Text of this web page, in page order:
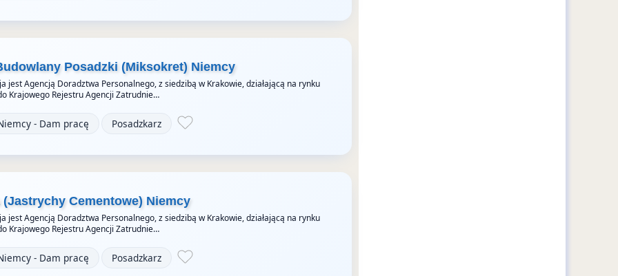
Posadzki (Miksokret) Niemcy
jest Agencją Doradztwa Personalnego, z siedzibą w Krakowie, działającą na rynku
Krajowego Rejestru Agencji Zatrudnie…
- Dam pracę Posadzkarz
(Jastrychy Cementowe) Niemcy
jest Agencją Doradztwa Personalnego, z siedzibą w Krakowie, działającą na rynku
Krajowego Rejestru Agencji Zatrudnie…
- Dam pracę Posadzkarz